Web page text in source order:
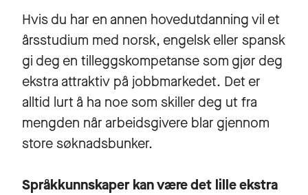
Hvis du har en annen hovedutdanning vil et
årsstudium med norsk, engelsk eller spansk
gi deg en tilleggskompetanse som gjør deg
ekstra attraktiv på jobbmarkedet. Det er
alltid lurt å ha noe som skiller deg ut fra
mengden når arbeidsgivere blar gjennom
store søknadsbunker.
Språkkunnskaper kan være det lille ekstra